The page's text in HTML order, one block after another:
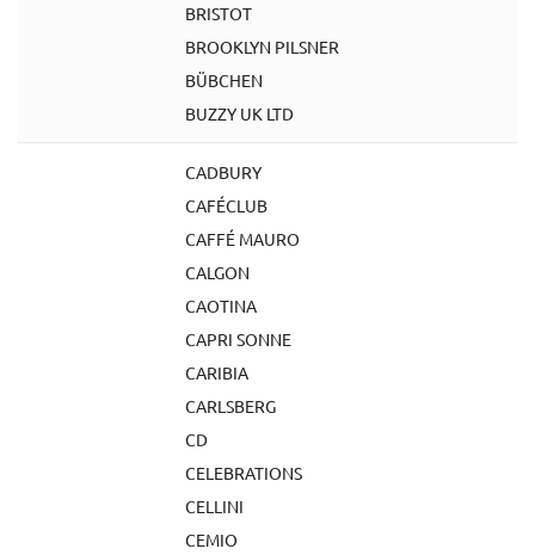
BRISTOT
BROOKLYN PILSNER
BÜBCHEN
BUZZY UK LTD
CADBURY
CAFÉCLUB
CAFFÉ MAURO
CALGON
CAOTINA
CAPRI SONNE
CARIBIA
CARLSBERG
CD
CELEBRATIONS
CELLINI
CEMIO